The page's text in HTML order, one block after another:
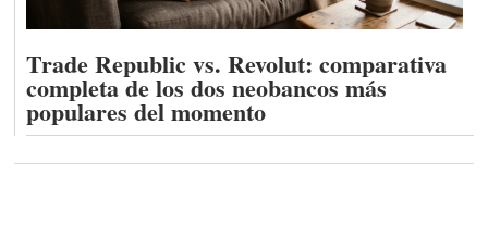
Trade Republic vs. Revolut: comparativa
completa de los dos neobancos más
populares del momento